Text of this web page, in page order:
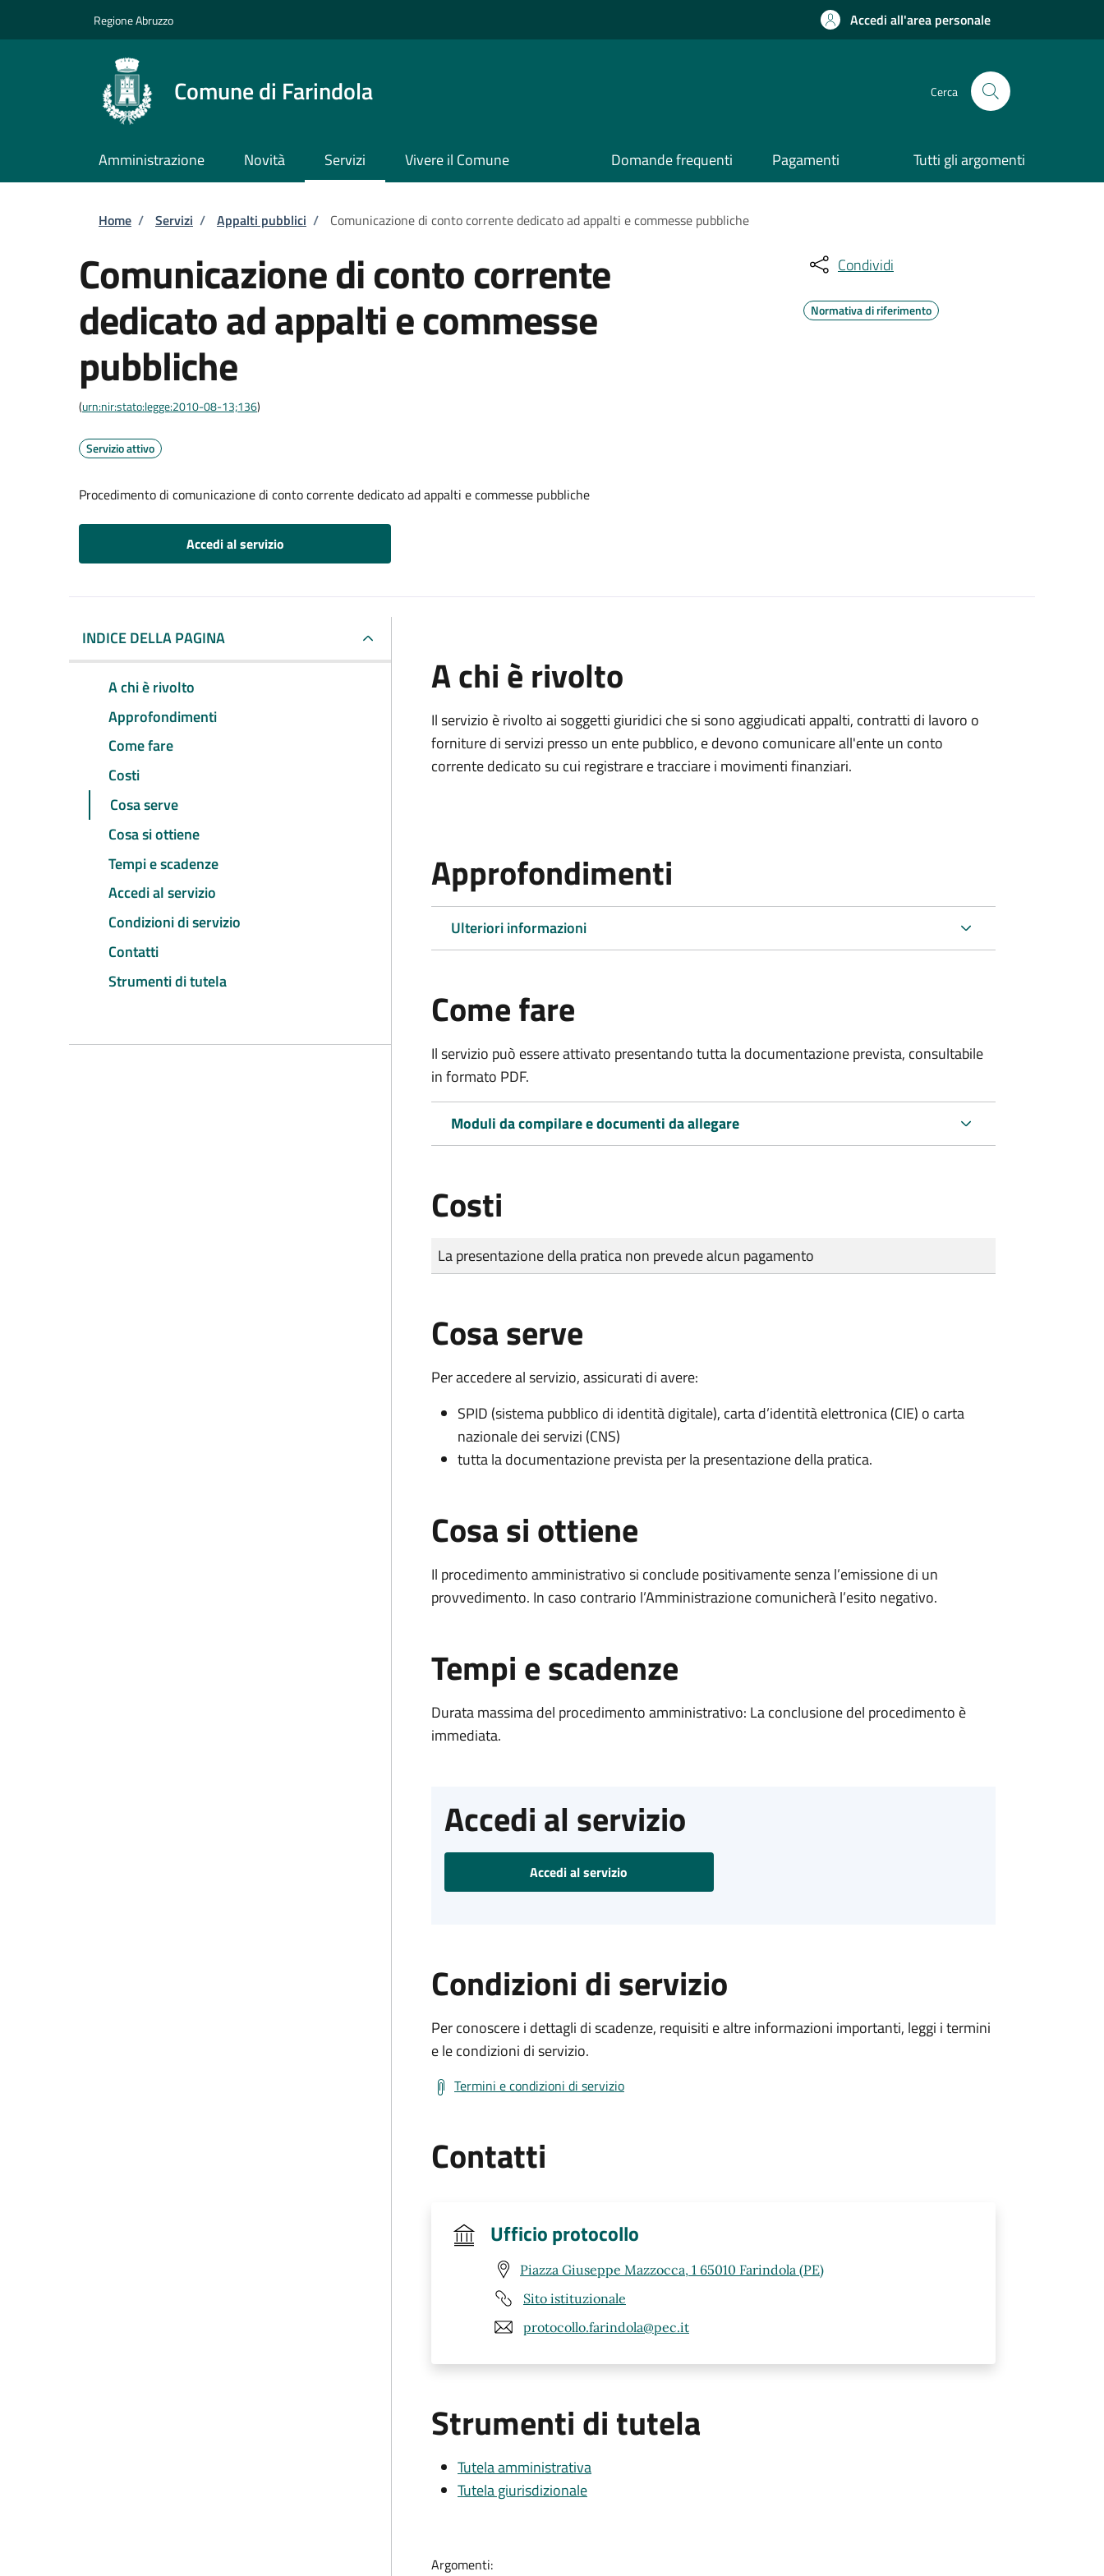
Regione Abruzzo Accedi all'area personale
Comune di Farindola Cerca
Amministrazione Novità Servizi Vivere il Comune Domande frequenti Pagamenti Tutti gli argomenti
Briciole di pane
Home / Servizi / Appalti pubblici / Comunicazione di conto corrente dedicato ad appalti e commesse pubbliche
Comunicazione di conto corrente
dedicato ad appalti e commesse
pubbliche
(urn:nir:stato:legge:2010-08-13;136)
Servizio attivo
Procedimento di comunicazione di conto corrente dedicato ad appalti e commesse pubbliche
Accedi al servizio
Condividi
Normativa di riferimento
INDICE DELLA PAGINA
A chi è rivolto
Approfondimenti
Come fare
Costi
Cosa serve
Cosa si ottiene
Tempi e scadenze
Accedi al servizio
Condizioni di servizio
Contatti
Strumenti di tutela
A chi è rivolto
Il servizio è rivolto aisoggetti giuridici che si sono aggiudicati appalti, contratti di lavoro o
forniture di servizi presso un ente pubblico, e devono comunicare all'ente un conto
corrente dedicato su cui registrare e tracciare i movimenti finanziari.
Approfondimenti
Ulteriori informazioni
Come fare
Il servizio può essere attivato presentando tutta la documentazione prevista, consultabile
in formato PDF.
Moduli da compilare e documenti da allegare
Costi
Tipo di pagamento
Importo
La presentazione della pratica non prevede alcun pagamento
Cosa serve
Per accedere al servizio, assicurati di avere:
SPID (sistema pubblico di identità digitale), carta d’identità elettronica (CIE) o carta
nazionale dei servizi (CNS)
tutta la documentazione prevista per la presentazione della pratica.
Cosa si ottiene
Il procedimento amministrativo si conclude positivamente senza l’emissione di un
provvedimento. In caso contrario l’Amministrazione comunicherà l’esito negativo.
Tempi e scadenze
Durata massima del procedimento amministrativo: La conclusione del procedimento è
immediata.
Accedi al servizio
Accedi al servizio
Condizioni di servizio
Per conoscere i dettagli di scadenze, requisiti e altre informazioni importanti, leggi i termini
e le condizioni di servizio.
Termini e condizioni di servizio
Contatti
Ufficio protocollo
Piazza Giuseppe Mazzocca, 1 65010 Farindola (PE)
Sito istituzionale
protocollo.farindola@pec.it
Strumenti di tutela
Tutela amministrativa
Tutela giurisdizionale
Argomenti: